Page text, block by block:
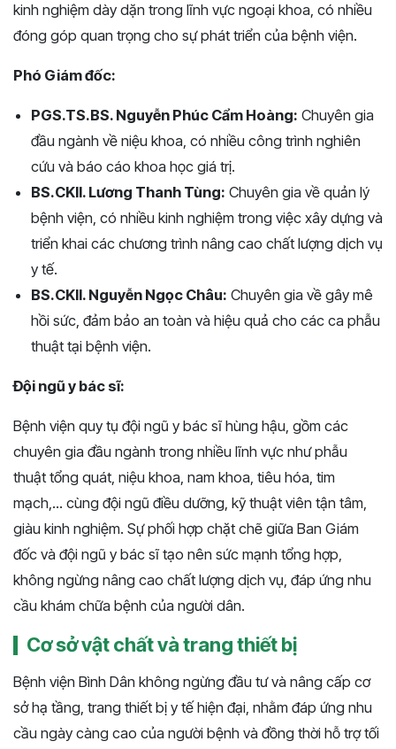
kinh nghiệm dày dặn trong lĩnh vực ngoại khoa, có nhiều
đóng góp quan trọng cho sự phát triển của bệnh viện.
Phó Giám đốc:
PGS.TS.BS. Nguyễn Phúc Cẩm Hoàng: Chuyên gia
đầu ngành về niệu khoa, có nhiều công trình nghiên
cứu và báo cáo khoa học giá trị.
BS.CKII. Lương Thanh Tùng: Chuyên gia về quản lý
bệnh viện, có nhiều kinh nghiệm trong việc xây dựng và
triển khai các chương trình nâng cao chất lượng dịch vụ
y tế.
BS.CKII. Nguyễn Ngọc Châu: Chuyên gia về gây mê
hồi sức, đảm bảo an toàn và hiệu quả cho các ca phẫu
thuật tại bệnh viện.
Đội ngũ y bác sĩ:
Bệnh viện quy tụ đội ngũ y bác sĩ hùng hậu, gồm các
chuyên gia đầu ngành trong nhiều lĩnh vực như phẫu
thuật tổng quát, niệu khoa, nam khoa, tiêu hóa, tim
mạch,... cùng đội ngũ điều dưỡng, kỹ thuật viên tận tâm,
giàu kinh nghiệm. Sự phối hợp chặt chẽ giữa Ban Giám
đốc và đội ngũ y bác sĩ tạo nên sức mạnh tổng hợp,
không ngừng nâng cao chất lượng dịch vụ, đáp ứng nhu
cầu khám chữa bệnh của người dân.
Cơ sở vật chất và trang thiết bị
Bệnh viện Bình Dân không ngừng đầu tư và nâng cấp cơ
sở hạ tầng, trang thiết bị y tế hiện đại, nhằm đáp ứng nhu
cầu ngày càng cao của người bệnh và đồng thời hỗ trợ tối